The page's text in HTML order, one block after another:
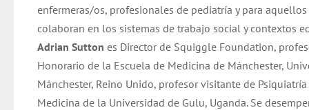
enfermeras/os, profesionales de pediatría y para
colaboran en los sistemas de trabajo social y contextos
Adrian Sutton es Director de Squiggle Foundation,
Honorario de la Escuela de Medicina de Mánchester,
Mánchester, Reino Unido, profesor visitante de
Medicina de la Universidad de Gulu, Uganda. Se